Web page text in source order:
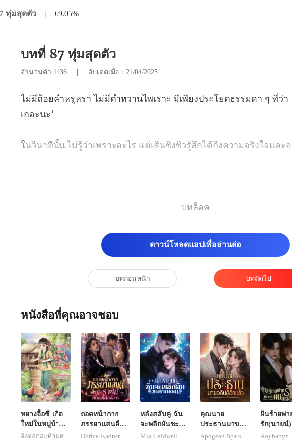
ทุ่มสุดตัว | 69.05%
บทที่ 87 ทุ่มสุดตัว
จำนวนคำ:1136 | อัปเดตเมื่อ：21/04/2025
นไพเราะ มีเพียงประโยคธรรมดา
าะอะไร แต่เสิ่นชิงชิวรู้ส
—— บทล็อค ——
ดาวน์โหลดแอปเพื่ออ่านต่อ
บทก่อนหน้า บทถัดไป
หนังสือที่คุณอาจชอบ
หยางจื้อซี เกิด
ใหม่ในหมู่บ้าน
ป่าหมอก
ถอดหน้ากาก
ภรรยาแสนดี
ฉันคือราชินีที่
Dorice Kadner
หลังสลับคู่ ฉัน
จะพลิกผันชะตา
กรรม
Mia Caldwell
คุณนาย
ประธานมาขอ
คืนดีอีกแล้ว
Apogean Spark
ฝันร้ายพ่า
รัก(นายน์
เลว
Aoybabyz